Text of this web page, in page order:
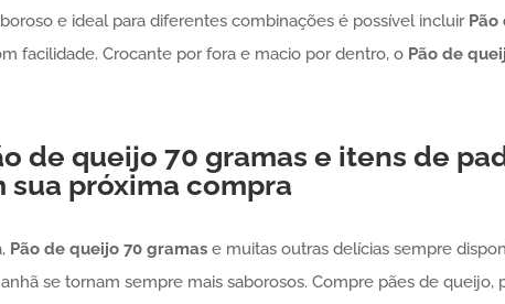
e ideal para diferentes combinações é possível incluir
facilidade. Crocante por fora e macio por dentro, o Pão de
de queijo 70 gramas e itens de
próxima compra
Pão de queijo 70 gramase muitas outras delícias sempre
se tornam sempre mais saborosos. Compre pães de queijo,